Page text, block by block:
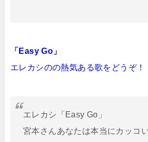
「Easy Go」
エレカシのの熱気ある歌をどうぞ！
エレカシ「Easy Go」
宮本さんあなたは本当にカッコ